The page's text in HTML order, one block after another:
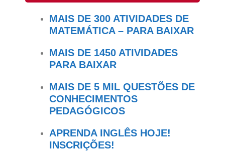
MAIS DE 300 ATIVIDADES DE
MATEMÁTICA – PARA BAIXAR
MAIS DE 1450 ATIVIDADES
PARA BAIXAR
MAIS DE 5 MIL QUESTÕES DE
CONHECIMENTOS
PEDAGÓGICOS
APRENDA INGLÊS HOJE!
INSCRIÇÕES!